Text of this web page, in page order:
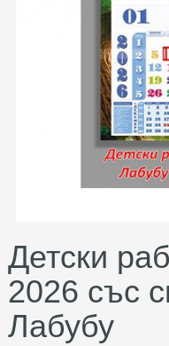
Детски
2026 със
Лабубу